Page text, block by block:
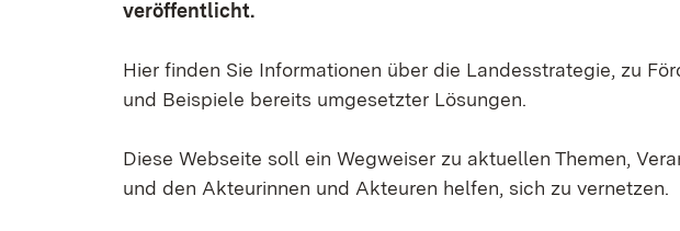
veröffentlicht.
Hier finden Sie Informationen über die Landesstrategie, zu
und Beispiele bereits umgesetzter Lösungen.
Diese Webseite soll ein Wegweiser zu aktuellen Themen,
und den Akteurinnen und Akteuren helfen, sich zu vernetzen.